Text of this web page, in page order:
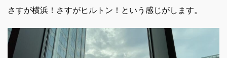
さすが横浜！さすがヒルトン！という感じがします。